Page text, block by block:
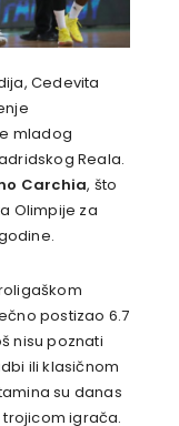
Cedevita
mladog
Reala.
Carchia, što
Olimpije za
postizao 6.7
nisu poznati
ili klasičnom
su danas
igrača.